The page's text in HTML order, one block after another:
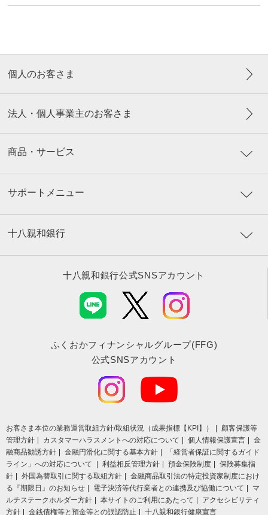
個人のお客さま
法人・個人事業主のお客さま
商品・サービス
サポートメニュー
十八親和銀行
十八親和銀行公式SNSアカウント
ふくおかフィナンシャルグループ(FFG)
公式SNSアカウント
お客さま本位の業務運営取組⽅針/取組状況（成果指標【KPI】）
顧客保護等
管理方針
カスタマーハラスメントへの対応について 個人情報保護宣言
金
融商品勧誘方針
金融円滑化に関する基本方針
「経営者保証に関するガイド
ライン」への対応について
利益相反管理方針 預金保険制度
保険募集指
針
外国為替取引に関する取組方針
金融商品取引法の特定投資家制度におけ
る『期限日』のお知らせ
電子決済等代行業者との連携及び協働について
マ
ルチステークホルダー方針
本サイトのご利用にあたって
アクセシビリティ
方針
金銭債権等と預金等との誤認防止 十八親和銀行健康宣言